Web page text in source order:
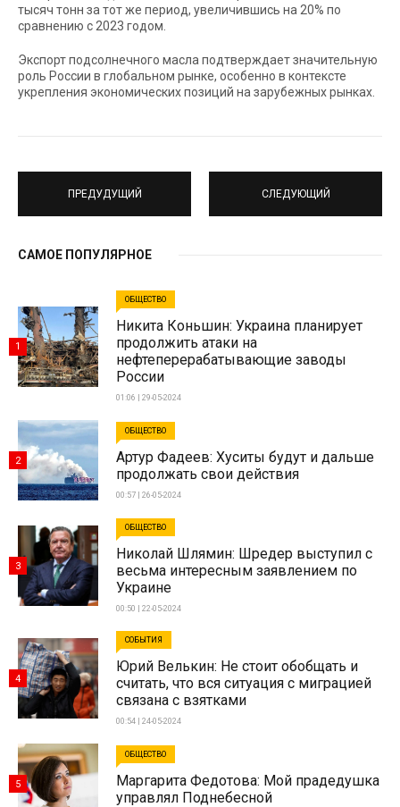
тысяч тонн за тот же период, увеличившись на 20% по
сравнению с 2023 годом.
Экспорт подсолнечного масла подтверждает значительную
роль России в глобальном рынке, особенно в контексте
укрепления экономических позиций на зарубежных рынках.
ПРЕДУДУЩИЙ СЛЕДУЮЩИЙ
САМОЕ ПОПУЛЯРНОЕ
ОБЩЕСТВО
Никита Коньшин: Украина планирует
продолжить атаки на
нефтеперерабатывающие заводы
России
01:06 | 29-05-2024
1
ОБЩЕСТВО
Артур Фадеев: Хуситы будут и дальше
продолжать свои действия
00:57 | 26-05-2024
2
ОБЩЕСТВО
Николай Шлямин: Шредер выступил с
весьма интересным заявлением по
Украине
00:50 | 22-05-2024
3
СОБЫТИЯ
Юрий Велькин: Не стоит обобщать и
считать, что вся ситуация с миграцией
связана с взятками
00:54 | 24-05-2024
4
ОБЩЕСТВО
Маргарита Федотова: Мой прадедушка
управлял Поднебесной
5